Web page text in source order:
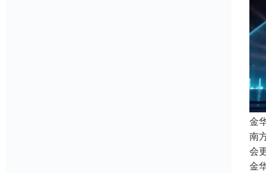
金
南
会
金